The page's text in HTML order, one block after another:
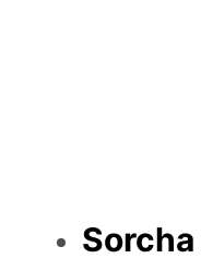
Sorcha